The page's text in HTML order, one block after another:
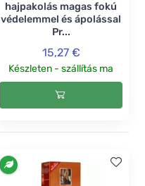
hajpakolás magas fokú
védelemmel és ápolással
Pr...
15,27 €
Készleten - szállítás ma